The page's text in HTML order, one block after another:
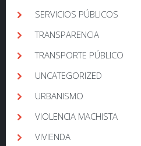
SERVICIOS PÚBLICOS
TRANSPARENCIA
TRANSPORTE PÚBLICO
UNCATEGORIZED
URBANISMO
VIOLENCIA MACHISTA
VIVIENDA